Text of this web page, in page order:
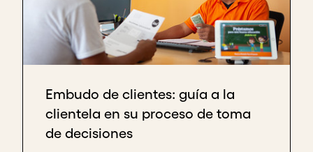
Embudo de clientes: guía a la
clientela en su proceso de toma
de decisiones